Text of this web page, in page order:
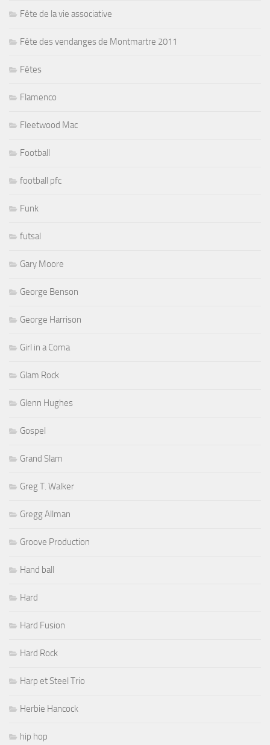
Fête de la vie associative
Fête des vendanges de Montmartre 2011
Fêtes
Flamenco
Fleetwood Mac
Football
football pfc
Funk
futsal
Gary Moore
George Benson
George Harrison
Girl in a Coma
Glam Rock
Glenn Hughes
Gospel
Grand Slam
Greg T. Walker
Gregg Allman
Groove Production
Hand ball
Hard
Hard Fusion
Hard Rock
Harp et Steel Trio
Herbie Hancock
hip hop